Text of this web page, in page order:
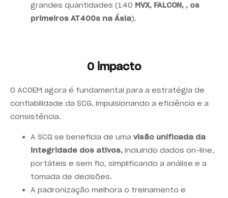
grandes quantidades (140 MVX, FALCON, , os
primeiros AT400s na Ásia).
O impacto
O ACOEM agora é fundamental para a estratégia de
confiabilidade da SCG, impulsionando a eficiência e a
consistência.
A SCG se beneficia de uma visão unificada da
integridade dos ativos, incluindo dados on-line,
portáteis e sem fio, simplificando a análise e a
tomada de decisões.
A padronização melhora o treinamento e